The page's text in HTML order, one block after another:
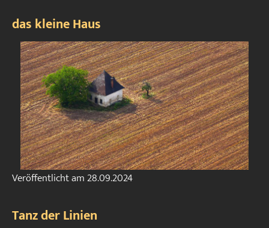
das kleine Haus
Veröffentlicht am28.09.2024
Tanz der Linien